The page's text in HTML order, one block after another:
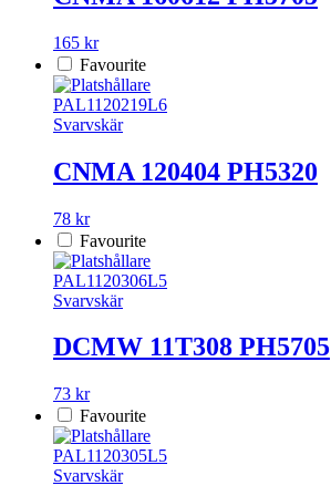
165 kr
Favourite
PAL1120219L6
Svarvskär
CNMA 120404 PH5320
78 kr
Favourite
PAL1120306L5
Svarvskär
DCMW 11T308 PH5705
73 kr
Favourite
PAL1120305L5
Svarvskär